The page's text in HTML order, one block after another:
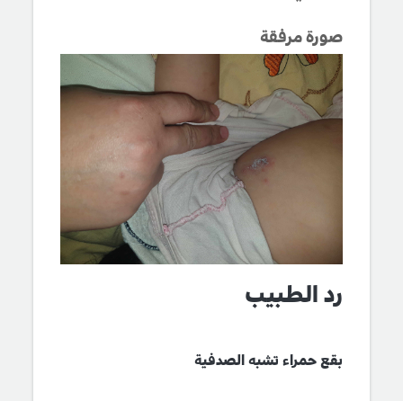
صورة مرفقة
رد الطبيب
بقع حمراء تشبه الصدفية